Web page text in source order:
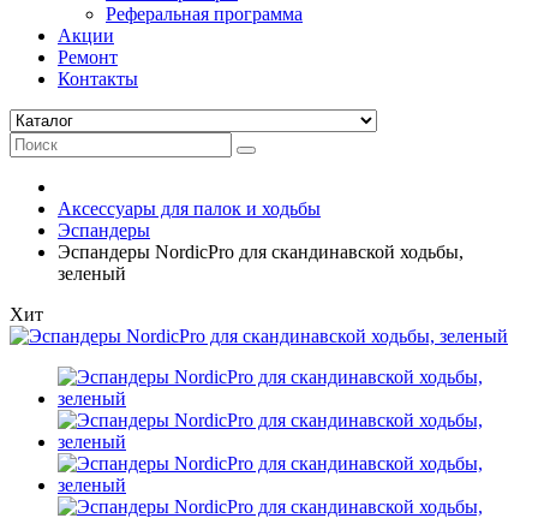
Реферальная программа
Акции
Ремонт
Контакты
Аксессуары для палок и ходьбы
Эспандеры
Эспандеры NordicPro для скандинавской ходьбы,
зеленый
Хит